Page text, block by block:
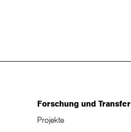
Forschung und Transfer
Projekte